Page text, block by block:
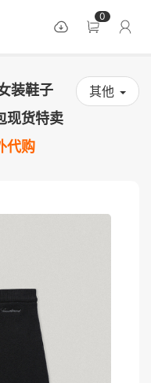
0
装鞋子
现货特卖
代购
其他